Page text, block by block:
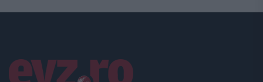
Linkuri utile